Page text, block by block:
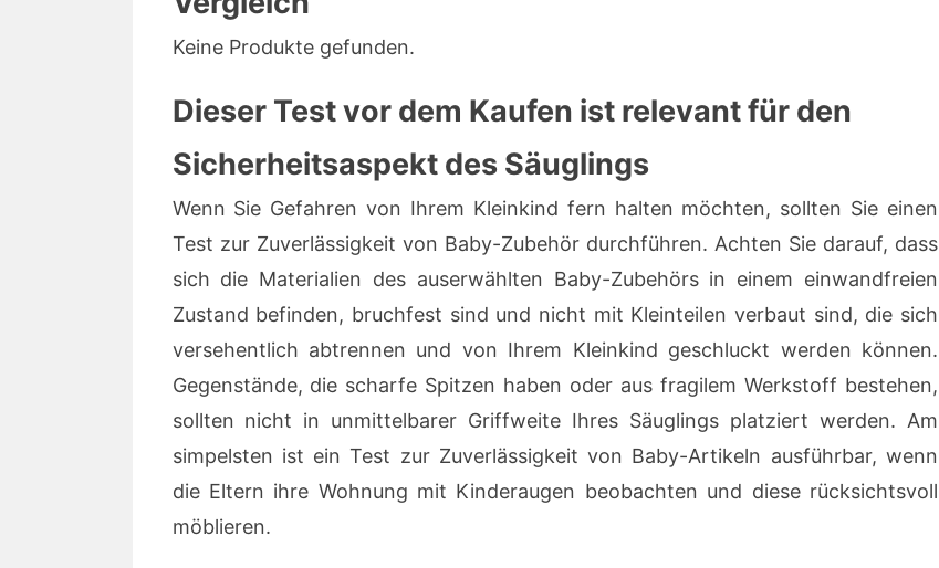
Keine Produkte gefunden.
Dieser Test vor dem Kaufen ist relevant für den
Sicherheitsaspekt des Säuglings
Wenn Sie Gefahren von Ihrem Kleinkind fern halten möchten, sollten Sie einen
Test zur Zuverlässigkeit von Baby-Zubehör durchführen. Achten Sie darauf, dass
sich die Materialien des auserwählten Baby-Zubehörs in einem einwandfreien
Zustand befinden, bruchfest sind und nicht mit Kleinteilen verbaut sind, die sich
versehentlich abtrennen und von Ihrem Kleinkind geschluckt werden können.
Gegenstände, die scharfe Spitzen haben oder aus fragilem Werkstoff bestehen,
sollten nicht in unmittelbarer Griffweite Ihres Säuglings platziert werden. Am
simpelsten ist ein Test zur Zuverlässigkeit von Baby-Artikeln ausführbar, wenn
die Eltern ihre Wohnung mit Kinderaugen beobachten und diese rücksichtsvoll
möblieren.